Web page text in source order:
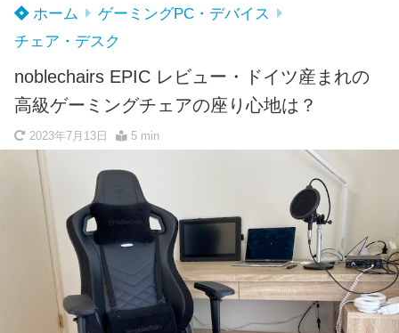
ホーム
ゲーミングPC・デバイス
チェア・デスク
noblechairs EPIC レビュー・ドイツ産まれの
高級ゲーミングチェアの座り心地は？
2023年7月13日 5 min